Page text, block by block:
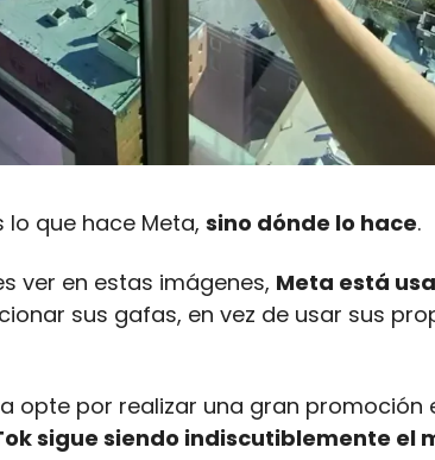
lo que hace Meta, sino dónde lo hace.
ver en estas imágenes, Meta está
sus gafas, en vez de usar sus
opte por realizar una gran promoción
sigue siendo indiscutiblemente el